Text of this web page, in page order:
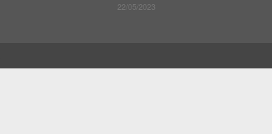
22/05/2023